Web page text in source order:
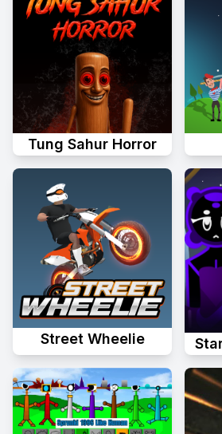
Tung Sahur Horror
Street Wheelie